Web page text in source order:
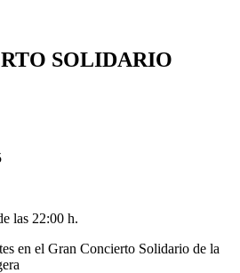
SOLIDARIO
las 22:00 h.
en el Gran Concierto Solidario de la